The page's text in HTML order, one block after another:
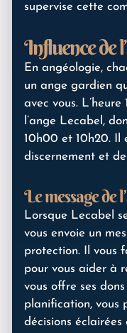
supervise cette
Influence de
En angéologie,
un ange gardien
avec vous.
l’ange Lecabel,
10h00 et 10h20. Il
discernement et
Le message de
Lorsque Lecabel
vous envoie un
protection. Il vous
pour vous aider à
vous offre ses
planification, vous
décisions